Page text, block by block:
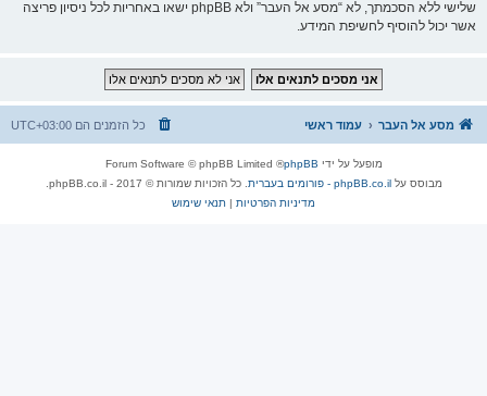
שלישי ללא הסכמתך, לא “מסע אל העבר” ולא phpBB ישאו באחריות לכל ניסיון פריצה
אשר יכול להוסיף לחשיפת המידע.
מסע אל העבר עמוד ראשי כל הזמנים הם UTC+03:00
מופעל על ידי phpBB
® Forum Software © phpBB Limited
מבוסס עלphpBB.co.il - פורומים בעברית
. כל הזכויות שמורות © 2017 - phpBB.co.il.
מדיניות הפרטיות | תנאי שימוש